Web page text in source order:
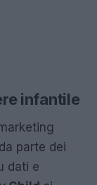
infantile
parte dei
dati e